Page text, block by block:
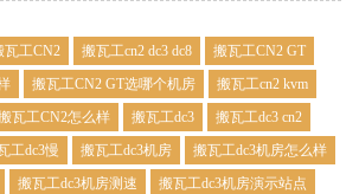
瓦工CN2 搬瓦工cn2 dc3 dc8
搬瓦工CN2 GT
搬瓦工CN2 GT选哪个机房
搬瓦工cn2 kvm
瓦工CN2怎么样 搬瓦工dc3
搬瓦工dc3 cn2
工dc3慢 搬瓦工dc3机房
搬瓦工dc3机房怎么样
搬瓦工dc3机房测速
搬瓦工dc3机房演示站点